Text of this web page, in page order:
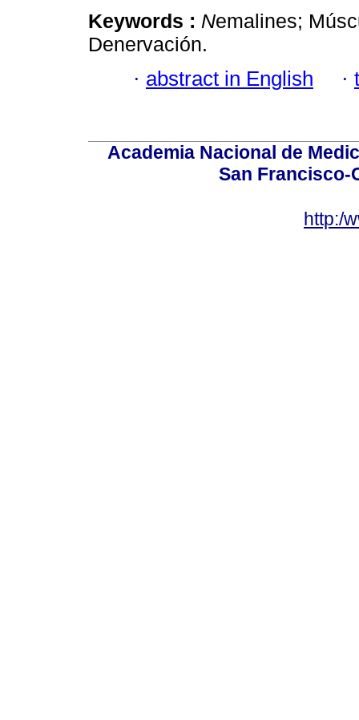
Keywords : Nemalines;
Denervación.
· abstract in English ·
Academia Nacional de
San Francisco-
http:/